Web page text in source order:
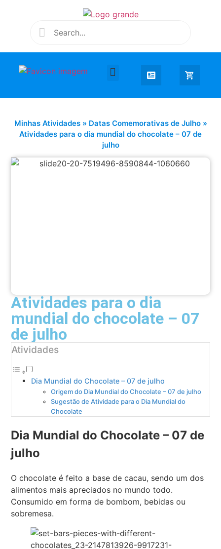
Minhas Atividades» Datas Comemorativas de Julho»
Atividades para o dia mundial do chocolate – 07 de
julho
Atividades para o dia
mundial do chocolate – 07
de julho
Atividades
Dia Mundial do Chocolate – 07 de julho
Origem do Dia Mundial do Chocolate – 07 de julho
Sugestão de Atividade para o Dia Mundial do
Chocolate
Dia Mundial do Chocolate – 07 de
julho
O chocolate é feito a base de cacau, sendo um dos
alimentos mais apreciados no mundo todo.
Consumido em forma de bombom, bebidas ou
sobremesa.